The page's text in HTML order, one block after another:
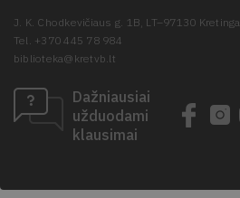
J. K. Chodkevičiaus g. 1B, LT–97130 Kretinga
Tel. +370 445 78 984
biblioteka@kretvb.lt
Dažniausiai
užduodami
klausimai